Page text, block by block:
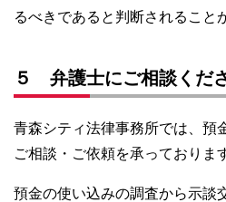
るべきであると判断されること
５ 弁護士にご相談くだ
青森シティ法律事務所では、預
ご相談・ご依頼を承っておりま
預金の使い込みの調査から示談